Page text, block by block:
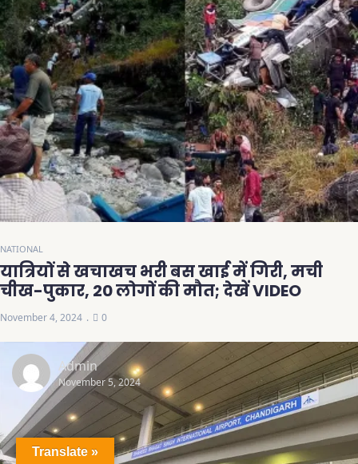
NATIONAL
यात्रियों से खचाखच भरी बस खाई में गिरी, मची
चीख-पुकार, 20 लोगों की मौत; देखें VIDEO
November 4, 2024 0
Admin
November 5, 2024
Translate »